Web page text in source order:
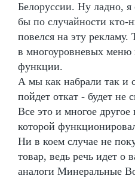
Белоруссии. Ну ладно,
бы по случайности кто-
повелся на эту рекламу.
в многоуровневых меню
функции.
А мы как набрали так и
пойдет откат - будет не
Все это и многое другое
которой
Ни в коем случае не
товар, ведь речь идет о
аналоги Минеральные